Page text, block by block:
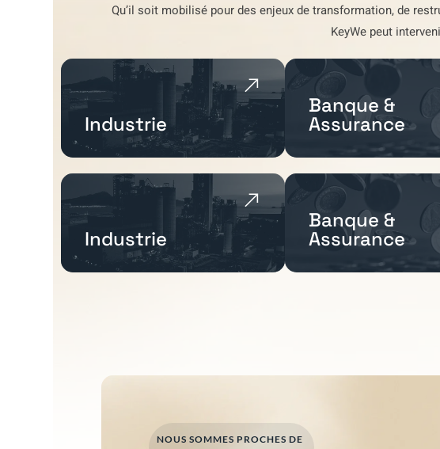
Qu’il soit mobilisé pourdes enjeux de transformation,de
KeyWepeut
Industrie
Banque &
Assurance
Industrie
Banque &
Assurance
NOUS SOMMES PROCHES DE